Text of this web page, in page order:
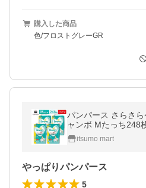
購入した商品
色/フロストグレーGR
パンパース さらさ
ャンボ Mたっち248
ケース オムツ
itsumo mart
やっぱりパンパース
5